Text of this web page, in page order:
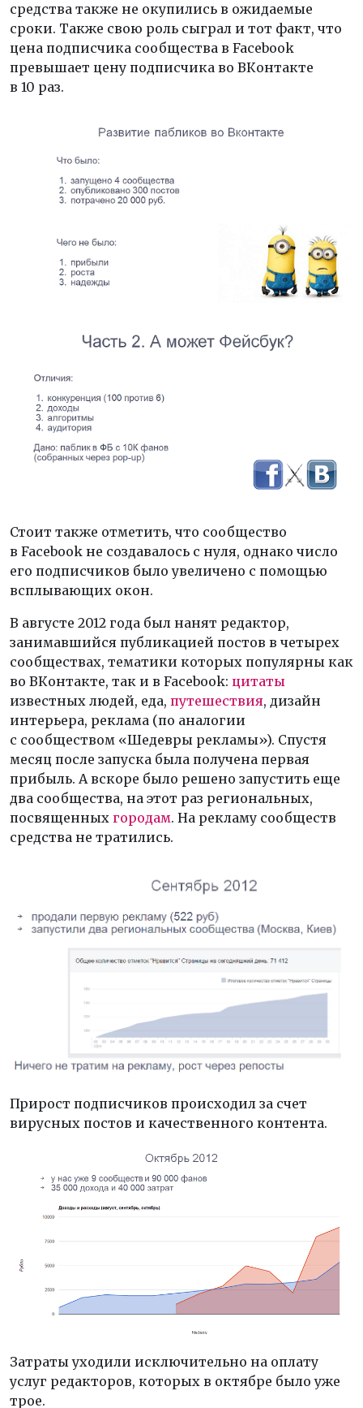
средства также не окупились в ожидаемые
сроки. Также свою роль сыграл и тот факт, что
цена подписчика сообщества в Facebook
превышает цену подписчика во ВКонтакте
в 10 раз.
Стоит также отметить, что сообщество
в Facebook не создавалось с нуля, однако число
его подписчиков было увеличено с помощью
всплывающих окон.
В августе 2012 года был нанят редактор,
занимавшийся публикацией постов в четырех
сообществах, тематики которых популярны как
во ВКонтакте, так и в Facebook: цитаты
известных людей, еда, путешествия, дизайн
интерьера, реклама (по аналогии
с сообществом «Шедевры рекламы»). Спустя
месяц после запуска была получена первая
прибыль. А вскоре было решено запустить еще
два сообщества, на этот раз региональных,
посвященных городам. На рекламу сообществ
средства не тратились.
Прирост подписчиков происходил за счет
вирусных постов и качественного контента.
Затраты уходили исключительно на оплату
услуг редакторов, которых в октябре было уже
трое.